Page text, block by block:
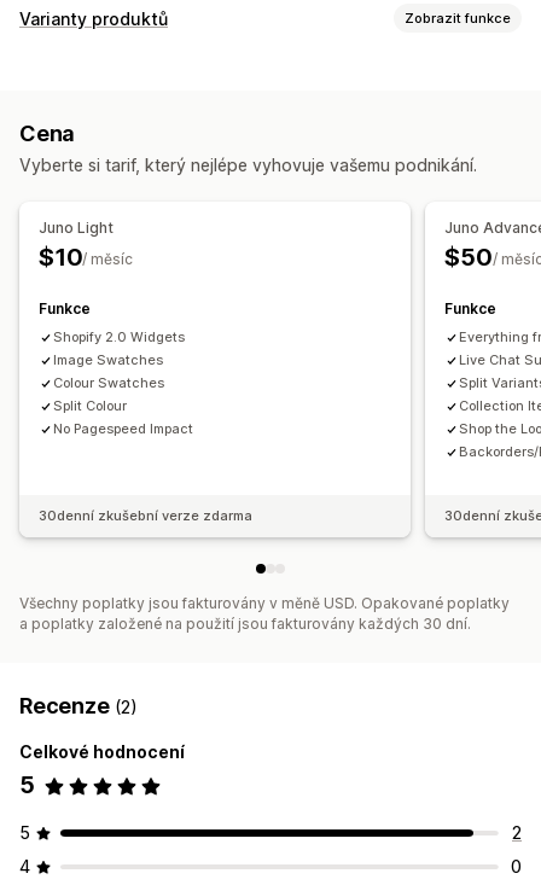
Varianty produktů Zobrazit funkce
Zobrazení produktů, které jsou skladem
Cena
Vyberte si tarif, který nejlépe vyhovuje vašemu podnikání.
Juno Light
$10/ měsíc
Funkce
Shopify 2.0 Widgets
Image Swatches
Colour Swatches
Split Colour
No Pagespeed Impact
30denní zkušební verze zdarma
Juno
$50/
Funkce
Everything
Live Chat
Split
Collection
Shop the
30denní
Všechny poplatky jsou fakturovány v měně USD. Opakované poplatky
a poplatky založené na použití jsou fakturovány každých 30 dní.
Recenze (2)
Celkové hodnocení
5
5
2
4
0